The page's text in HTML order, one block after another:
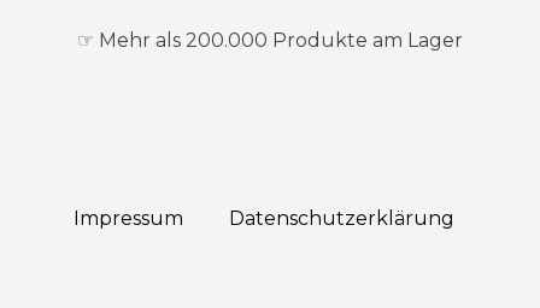
☞ Mehr als 200.000 Produkte am Lager
Impressum Daten­schutz­erklärung